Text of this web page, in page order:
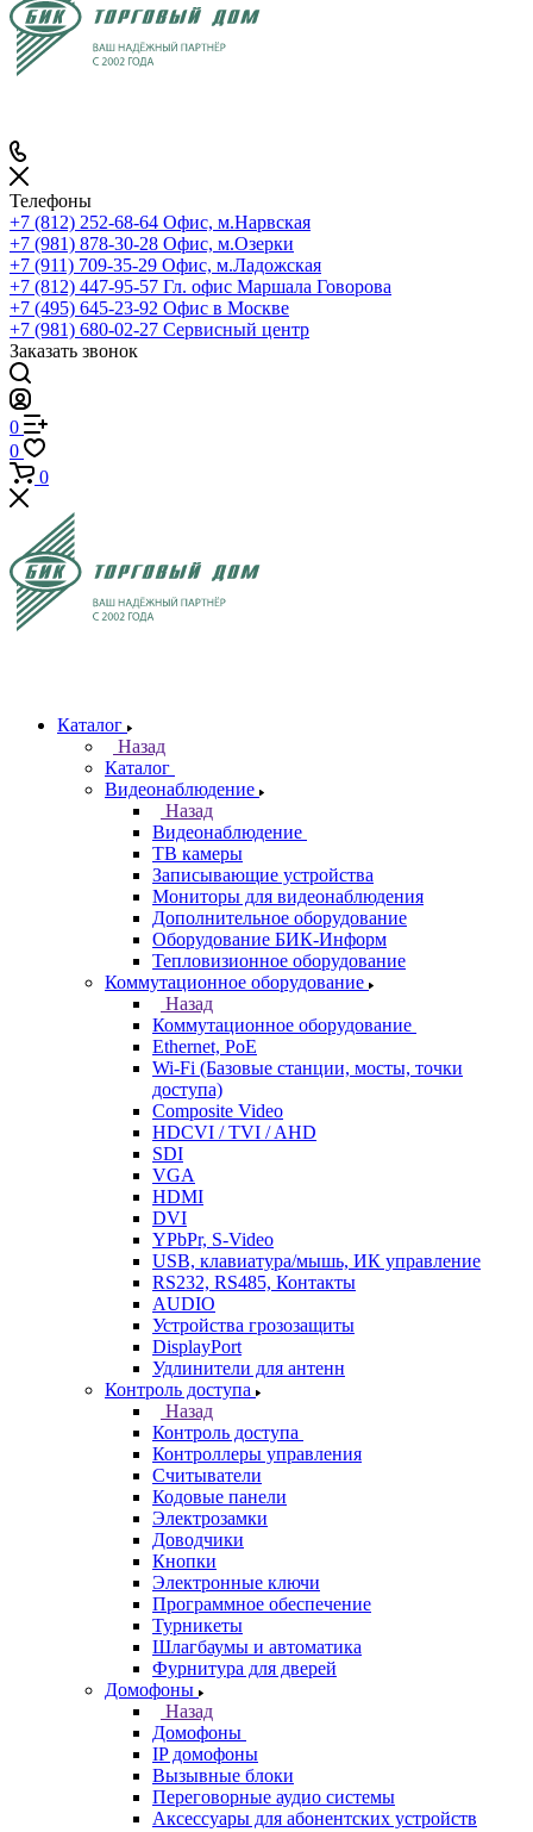
Телефоны
+7 (812) 252-68-64 Офис, м.Нарвская
+7 (981) 878-30-28 Офис, м.Озерки
+7 (911) 709-35-29 Офис, м.Ладожская
+7 (812) 447-95-57 Гл. офис Маршала Говорова
+7 (495) 645-23-92 Офис в Москве
+7 (981) 680-02-27 Сервисный центр
Заказать звонок
0
0
0
Каталог
Назад
Каталог
Видеонаблюдение
Назад
Видеонаблюдение
ТВ камеры
Записывающие устройства
Мониторы для видеонаблюдения
Дополнительное оборудование
Оборудование БИК-Информ
Тепловизионное оборудование
Коммутационное оборудование
Назад
Коммутационное оборудование
Ethernet, PoE
Wi-Fi (Базовые станции, мосты, точки
доступа)
Composite Video
HDCVI / TVI / AHD
SDI
VGA
HDMI
DVI
YPbPr, S-Video
USB, клавиатура/мышь, ИК управление
RS232, RS485, Контакты
AUDIO
Устройства грозозащиты
DisplayPort
Удлинители для антенн
Контроль доступа
Назад
Контроль доступа
Контроллеры управления
Считыватели
Кодовые панели
Электрозамки
Доводчики
Кнопки
Электронные ключи
Программное обеспечение
Турникеты
Шлагбаумы и автоматика
Фурнитура для дверей
Домофоны
Назад
Домофоны
IP домофоны
Вызывные блоки
Переговорные аудио системы
Аксессуары для абонентских устройств